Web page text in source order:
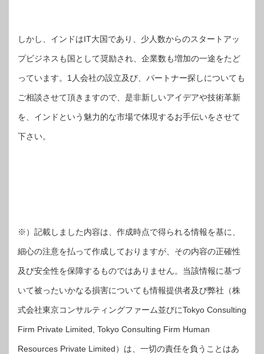
しかし、インドはIT大国であり、少人数からのスタートアッ
プビジネスも国として奨励され、企業数も増加の一途をたど
っています。1人会社の設立及び、パートナー探しについても
ご相談させて頂きますので、是非新しいアイデアや技術革新
を、インドという魅力的な市場で体現するお手伝いをさせて
下さい。
※）記載しました内容は、作成時点で得られる情報を基に、
細心の注意を払って作成しておりますが、その内容の正確性
及び安全性を保障するものではありません。当該情報に基づ
いて被ったいかなる損害についても情報提供者及び弊社（株
式会社東京コンサルティングファーム並びにTokyo Consulting
Firm Private Limited, Tokyo Consulting Firm Human
Resources Private Limited）は、一切の責任を負うことはあ